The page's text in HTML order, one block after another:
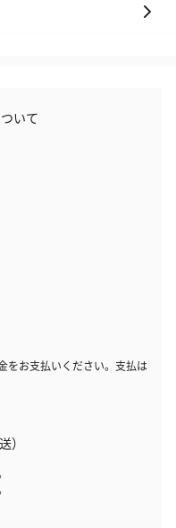
いて
をお支払いください。支払は
）